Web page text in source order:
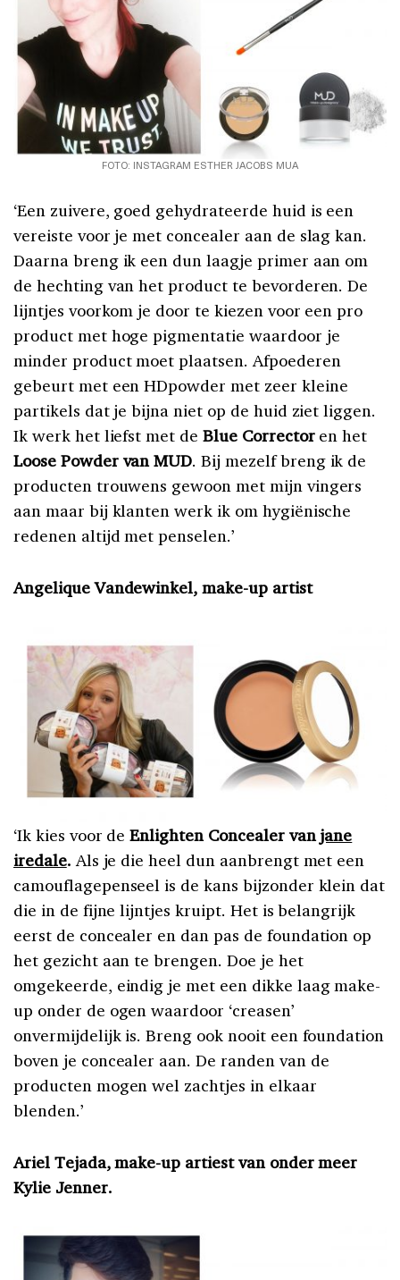
FOTO: INSTAGRAM ESTHER JACOBS MUA
‘Een zuivere, goed gehydrateerde huid is een
vereiste voor je met concealer aan de slag kan.
Daarna breng ik een dun laagje primer aan om
de hechting van het product te bevorderen. De
lijntjes voorkom je door te kiezen voor een pro
product met hoge pigmentatie waardoor je
minder product moet plaatsen. Afpoederen
gebeurt met een HDpowder met zeer kleine
partikels dat je bijna niet op de huid ziet liggen.
Ik werk het liefst met deBlue Correctoren het
Loose Powder van MUD. Bij mezelf breng ik de
producten trouwens gewoon met mijn vingers
aan maar bij klanten werk ik om hygiënische
redenen altijd met penselen.’
Angelique Vandewinkel, make-up artist
‘Ik kies voor deEnlighten Concealer vanjane
iredale. Als je die heel dun aanbrengt met een
camouflagepenseel is de kans bijzonder klein dat
die in de fijne lijntjes kruipt. Het is belangrijk
eerst de concealer en dan pas de foundation op
het gezicht aan te brengen. Doe je het
omgekeerde, eindig je met een dikke laag make-
up onder de ogen waardoor ‘creasen’
onvermijdelijk is. Breng ook nooit een foundation
boven je concealer aan. De randen van de
producten mogen wel zachtjes in elkaar
blenden.’
Ariel Tejada, make-up artiest van onder meer
Kylie Jenner.